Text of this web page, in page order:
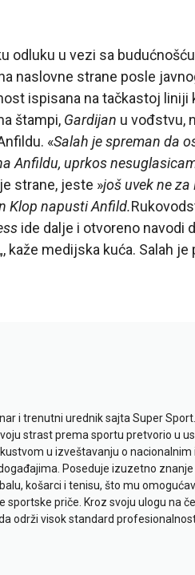
odluku u vezi sa
naslovne strane posle
ispisana na tačkastoj liniji
štampi, Gardijan u vođstvu,
«Salah je spreman da
Anfildu, uprkos
strane, jeste »još uvek ne
Klop napusti Anfild.
ide dalje i otvoreno navodi
„, kaže medijska kuća. Salah
i trenutni urednik sajta Super
strast prema sportu pretvorio u
u izveštavanju o nacionalnim i
Poseduje izuzetno
košarci i tenisu, što mu
sportske priče. Kroz svoju ulogu na
održi visok standard